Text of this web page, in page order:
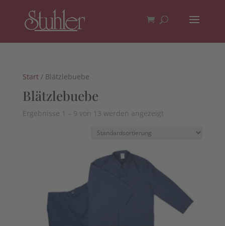
Start/ Blätzlebuebe
Blätzlebuebe
Ergebnisse 1 – 9 von 13 werden angezeigt